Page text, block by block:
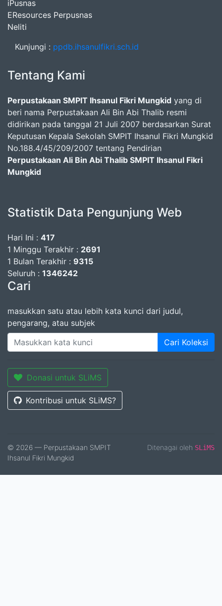
iPusnas
EResources Perpusnas
Neliti
Kunjungi : ppdb.ihsanulfikri.sch.id
Tentang Kami
Perpustakaan SMPIT Ihsanul Fikri Mungkid yang di
beri nama Perpustakaan Ali Bin Abi Thalib resmi
didirikan pada tanggal 21 Juli 2007 berdasarkan Surat
Keputusan Kepala Sekolah SMPIT Ihsanul Fikri Mungkid
No.188.4/45/209/2007 tentang Pendirian
Perpustakaan Ali Bin Abi Thalib SMPIT Ihsanul Fikri
Mungkid
Statistik Data Pengunjung Web
Hari Ini : 417
1 Minggu Terakhir : 2691
1 Bulan Terakhir : 9315
Seluruh : 1346242
Cari
masukkan satu atau lebih kata kunci dari judul,
pengarang, atau subjek
Cari Koleksi
Donasi untuk SLiMS
Kontribusi untuk SLiMS?
© 2026 — Perpustakaan SMPIT
Ihsanul Fikri Mungkid
Ditenagai oleh SLiMS